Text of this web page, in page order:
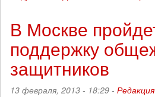
"Национальный
Испании
отказал
России
в
В Москве
поддержку
защитников
13 февраля, 2013 - 18:29 - Редакция